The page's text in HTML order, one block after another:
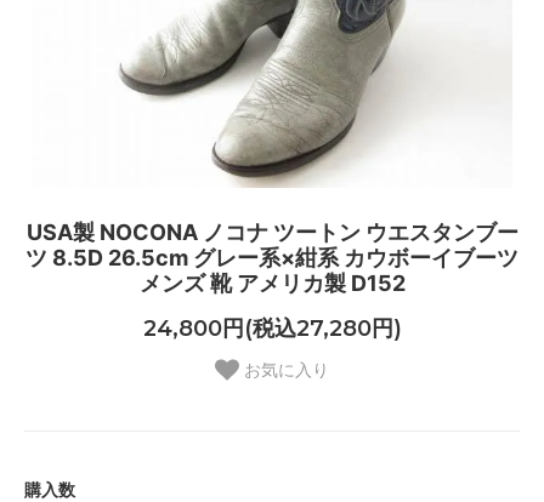
USA製 NOCONA ノコナ ツートン ウエスタンブー
ツ 8.5D 26.5cm グレー系×紺系 カウボーイブーツ
メンズ 靴 アメリカ製 D152
24,800円(税込27,280円)
お気に入り
購入数